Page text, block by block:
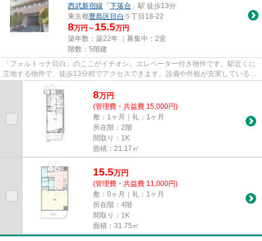
西武新宿線 「 下落合 」駅 徒歩13分
東京都豊島区 目白 ５丁目18-22
8万円～ 15.5万円
築年数：築22年 ｜募集中： 2室
階数：5階建
「フォルトゥナ目白」のここがイチオシ。エレベーター付き物件です。駅近くに
立地する物件で、徒歩13分程でアクセスできます。設備や外観が充実しているマ
ンションです。お友達を招待...
8万円
(管理費・共益費 15,000円)
敷：1ヶ月｜礼：1ヶ月
所在階：2階
間取り：1K
面積：21.17㎡
15.5万円
(管理費・共益費 11,000円)
敷：0ヶ月｜礼：1ヶ月
所在階：4階
間取り：1K
面積：31.75㎡